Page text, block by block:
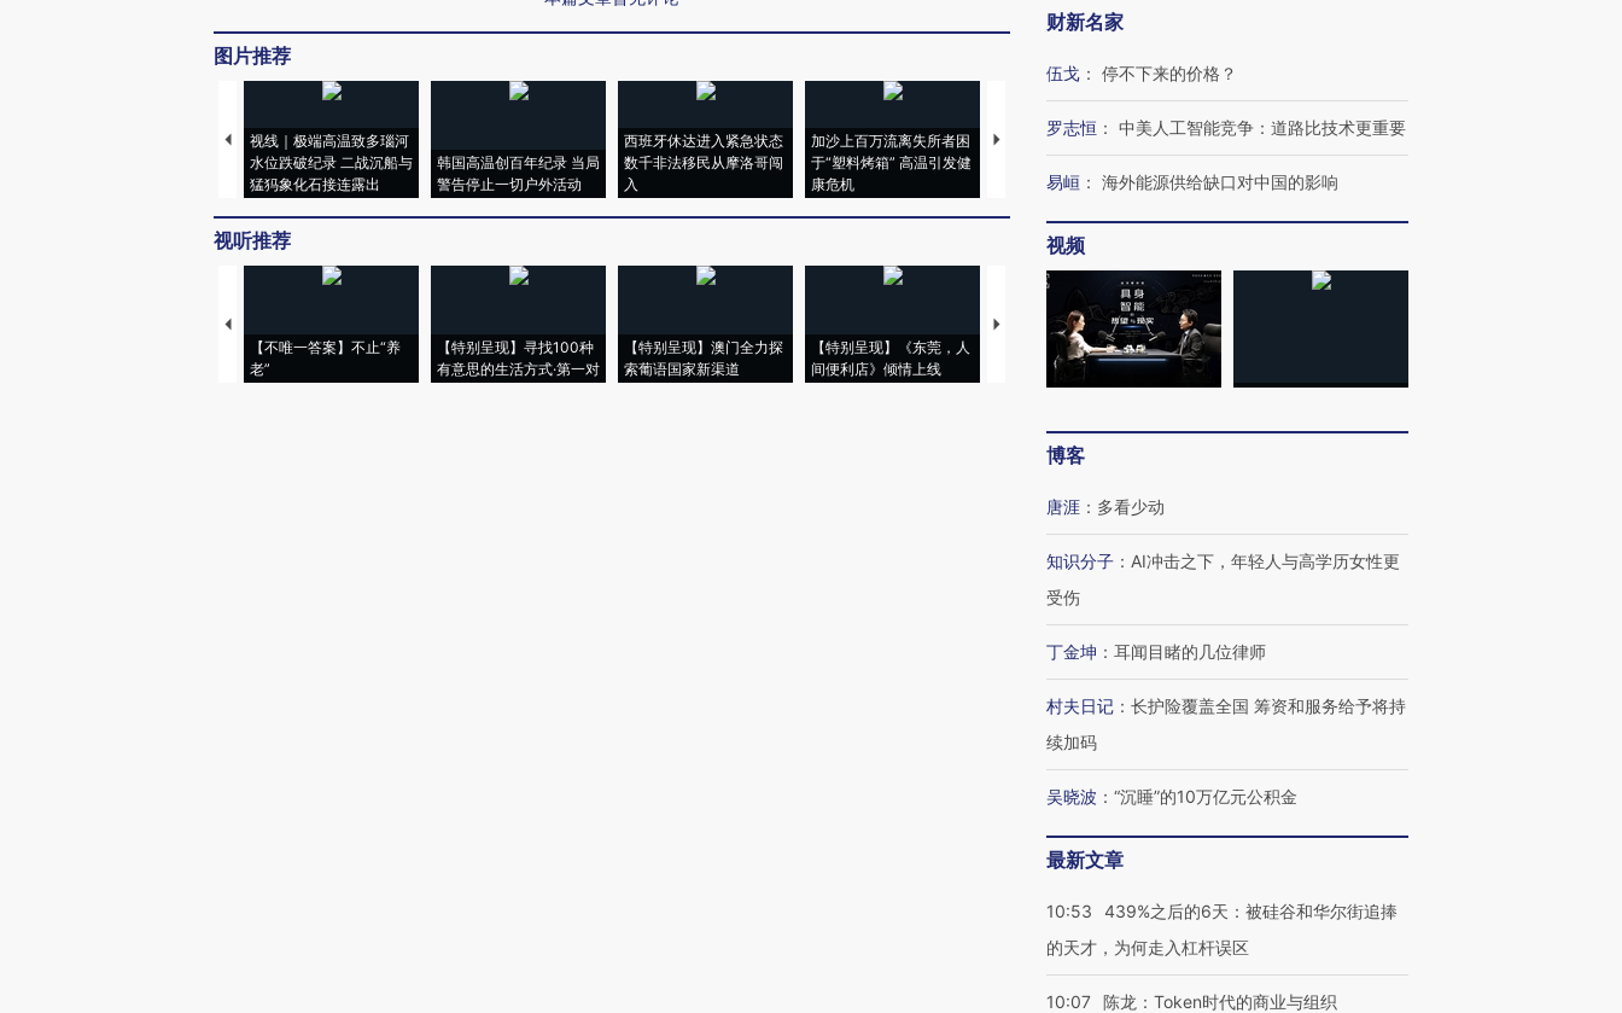
图片推荐
视线｜极端高温致多瑙河
水位跌破纪录 二战沉船与
猛犸象化石接连露出
韩国高温创百年纪录 当局
警告停止一切户外活动
西班牙休达进入紧急状态
数千非法移民从摩洛哥闯
入
加沙上百万流离失所者困
于“塑料烤箱” 高温引发健
康危机
视线｜HYROX的吸金
心“花钱找虐”？
马航飞行员跨国走私7万
毒品
视线｜被称为“蟑螂”的印
视听推荐
【不唯一答案】不止“养
老”
【特别呈现】寻找100种
有意思的生活方式·第一对
【特别呈现】澳门全力探
索葡语国家新渠道
【特别呈现】《东莞，人
间便利店》倾情上线
【推广】走进第四届链博
会，让数智科技“链”接产
【特别呈现】寻找100种
有意思的生活方式·第三对
财新名家
伍戈 ： 停不下来的价格？
罗志恒 ： 中美人工智能竞争：道路比技术更重要
易峘 ： 海外能源供给缺口对中国的影响
视频
博客
唐涯 ： 多看少动
知识分子 ： AI冲击之下，年轻人与高学历女性更
受伤
丁金坤 ： 耳闻目睹的几位律师
村夫日记 ： 长护险覆盖全国 筹资和服务给予将持
续加码
吴晓波 ： “沉睡”的10万亿元公积金
最新文章
10:53
439%之后的6天：被硅谷和华尔街追捧
的天才，为何走入杠杆误区
10:07 陈龙：Token时代的商业与组织